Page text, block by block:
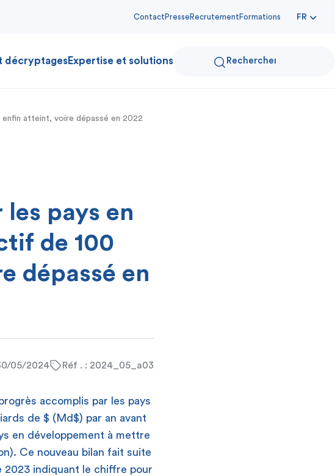
Contact Presse Recrutement Formations FR
décryptagesExpertise et solutions
enfin atteint, voire dépassé en 2022
pays en
de 100
dépassé en
05/2024 Réf . : 2024_05_a03
accomplis par les pays
de $ (Md$) par an avant
en développement à mettre
Ce nouveau bilan fait suite
2023 indiquant le chiffre pour